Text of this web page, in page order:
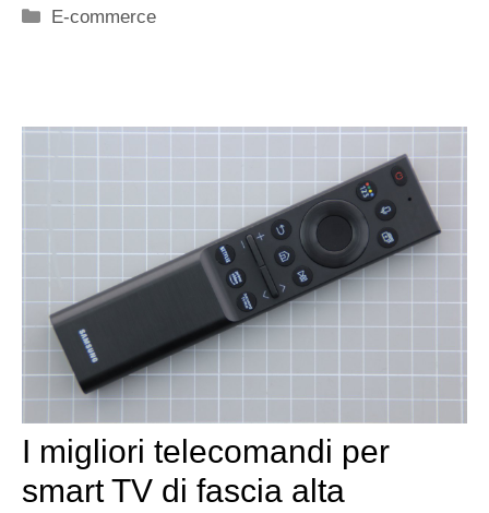
Categorie
E-commerce
I migliori telecomandi per
smart TV di fascia alta